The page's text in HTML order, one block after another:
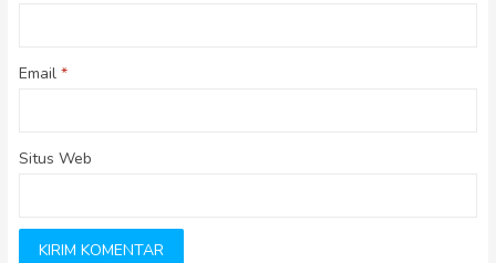
Email *
Situs Web